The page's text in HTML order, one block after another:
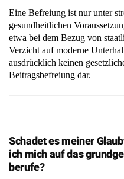
Eine Befreiung ist nur unter
gesundheitlichen
etwa bei dem Bezug von
Verzicht auf moderne
ausdrücklich keinen
Beitragsbefreiung dar.
Schadet es meiner
ich mich auf das
berufe?